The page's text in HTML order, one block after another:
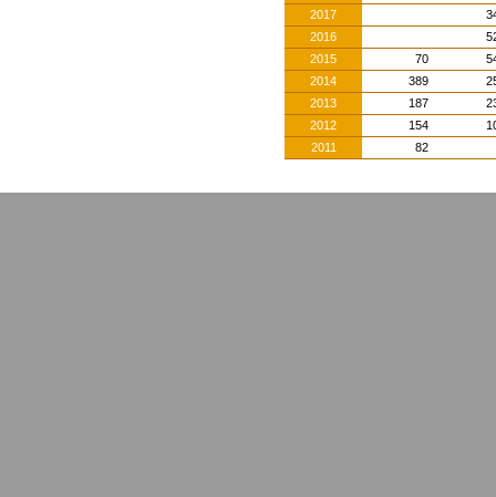
2017
2016
2015
70
2014
389
2013
187
2012
154
2011
82